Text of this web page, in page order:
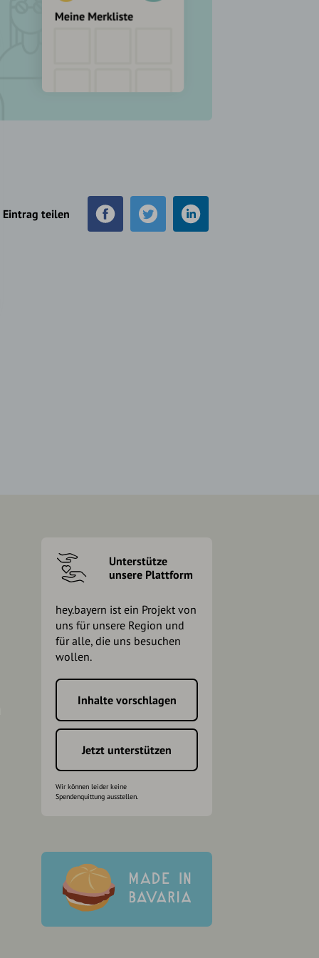
Eintrag teilen
Unterstütze
unsere Plattform
hey.bayern ist ein Projekt von
uns für unsere Region und
für alle, die uns besuchen
wollen.
Inhalte vorschlagen
Jetzt unterstützen
Wir können leider keine
Spendenquittung ausstellen.